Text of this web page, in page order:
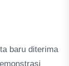
baru diterima